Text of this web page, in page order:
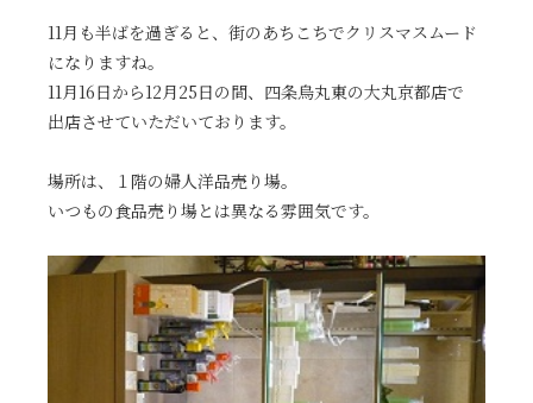
11月も半ばを過ぎると、街のあちこちでクリスマスムード
になりますね。
11月16日から12月25日の間、四条烏丸東の大丸京都店で
出店させていただいております。
場所は、１階の婦人洋品売り場。
いつもの食品売り場とは異なる雰囲気です。